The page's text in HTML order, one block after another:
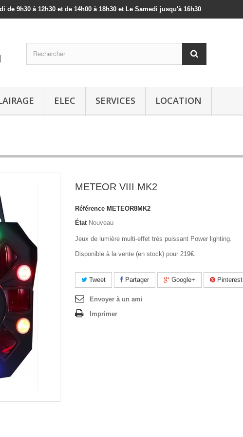
de 9h30 à 12h30 et de 14h00 à 18h30 et Le Samedi jusqu'à 16h30
ELEC SERVICES LOCATION
METEOR VIII MK2
Référence METEOR8MK2
État Nouveau
Jeux de lumière multi-effet trés puissant Power lighting.
Disponible à la vente (en stock) pour 219€.
Tweet Partager Google+ Pinterest
Envoyer à un ami
Imprimer